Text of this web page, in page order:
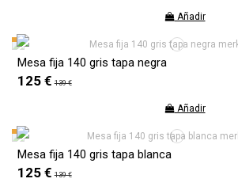
Añadir
Mesa fija 140 gris tapa negra
125 € 139 €
Añadir
Mesa fija 140 gris tapa blanca
125 € 139 €